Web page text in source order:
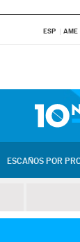
ESP AME
ESCAÑOS POR